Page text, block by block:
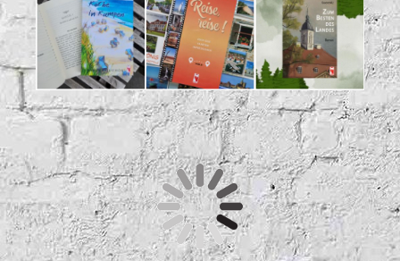
Unsere telefonische Erreichbarkeit